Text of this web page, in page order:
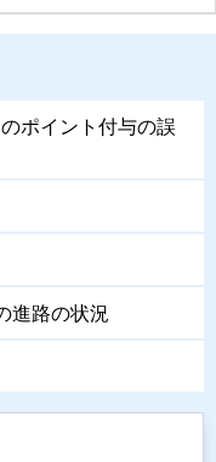
ポイント付与の誤
進路の状況